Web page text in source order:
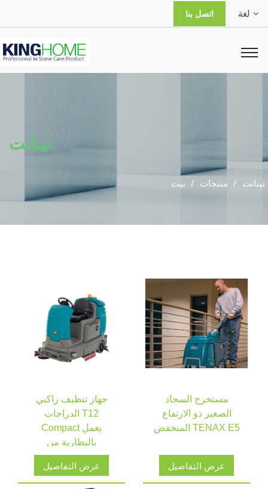
لغة اتصل بنا
تينانت
بيت منتجات تينانت
جهاز تنظيف راكبي
الدراجات T12
Compact يعمل
بالبطارية من
TENNANT
عرض التفاصيل
مستخرج السجاد
الصغير ذو الارتفاع
المنخفض TENAX E5
عرض التفاصيل